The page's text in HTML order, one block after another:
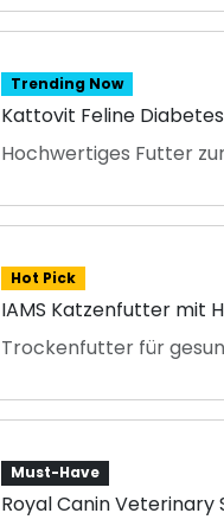
Trending Now
Kattovit Feline
Hochwertiges Futter
Hot Pick
IAMS Katzenfutter mit
Trockenfutter für
Must-Have
Royal Canin Veterinary